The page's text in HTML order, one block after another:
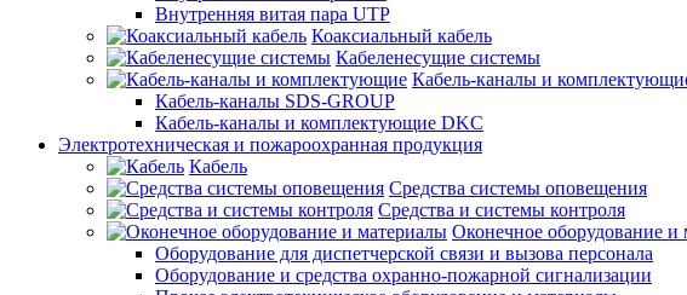
Внутренняя витая пара UTP
Коаксиальный кабель
Кабеленесущие системы
Кабель-каналы и
Кабель-каналы SDS-GROUP
Кабель-каналы и комплектующие DKC
Электротехническая и пожароохранная продукция
Кабель
Средства системы оповещения
Средства и системы контроля
Оконечное оборудование и
Оборудование для диспетчерской связи и вызова персонала
Оборудование и средства охранно-пожарной сигнализации